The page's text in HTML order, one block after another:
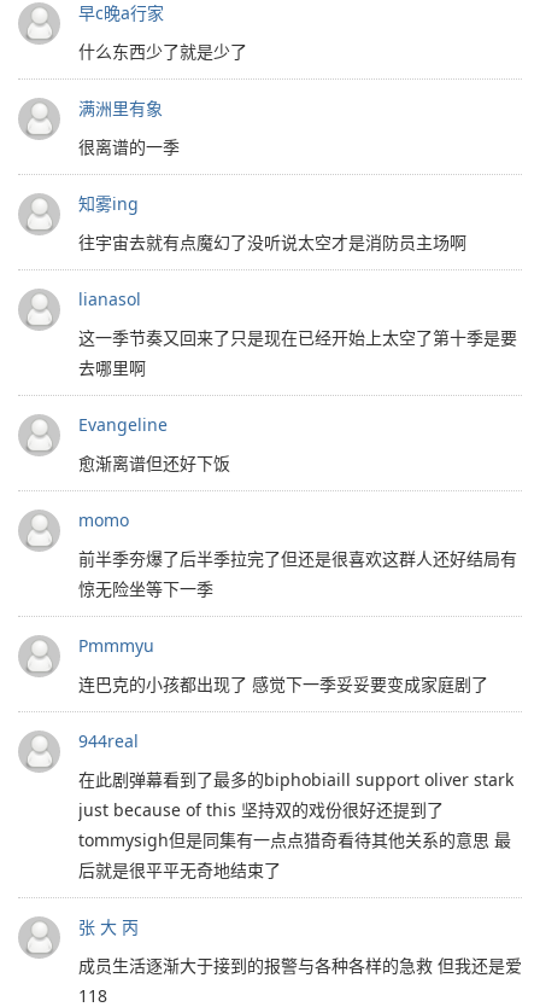
早c晚a行家
什么东西少了就是少了
满洲里有象
很离谱的一季
知雾ing
往宇宙去就有点魔幻了没听说太空才是消防员主场啊
lianasol
这一季节奏又回来了只是现在已经开始上太空了第十季是要
去哪里啊
Evangeline
愈渐离谱但还好下饭
momo
前半季夯爆了后半季拉完了但还是很喜欢这群人还好结局有
惊无险坐等下一季
Pmmmyu
连巴克的小孩都出现了 感觉下一季妥妥要变成家庭剧了
944real
在此剧弹幕看到了最多的biphobiaill support oliver stark
just because of this 坚持双的戏份很好还提到了
tommysigh但是同集有一点点猎奇看待其他关系的意思 最
后就是很平平无奇地结束了
张 大 丙
成员生活逐渐大于接到的报警与各种各样的急救 但我还是爱
118